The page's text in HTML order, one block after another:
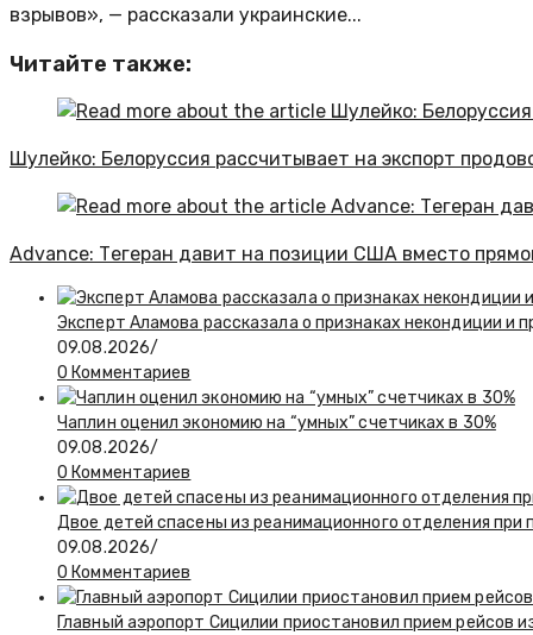
взрывов», — рассказали украинские...
Читайте также:
Шулейко: Белоруссия рассчитывает на экспорт
Advance: Тегеран давит на позиции США вместо
Эксперт Аламова рассказала о признаках некондиции и
09.08.2026/
0 Комментариев
Чаплин оценил экономию на “умных” счетчиках в 30%
09.08.2026/
0 Комментариев
Двое детей спасены из реанимационного отделения при
09.08.2026/
0 Комментариев
Главный аэропорт Сицилии приостановил прием рейсов